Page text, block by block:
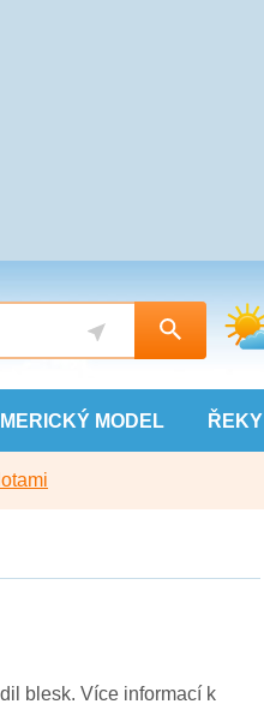
MODEL ŘEKY
blesk. Více informací k